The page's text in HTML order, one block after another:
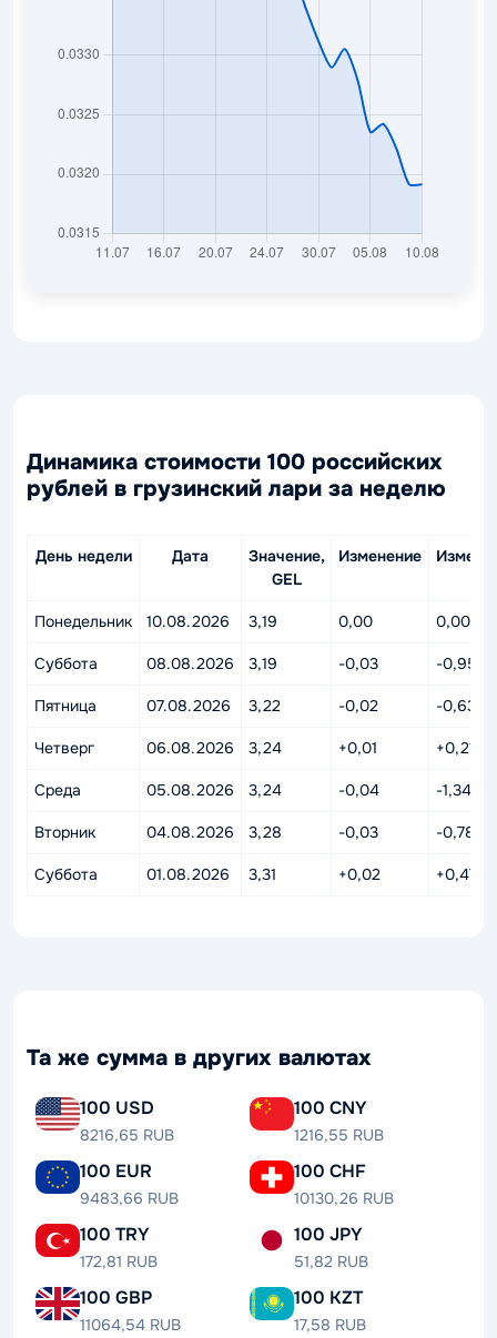
Динамика стоимости 100 российских
рублей в грузинский лари за неделю
День недели Дата
Значение,
GEL
Изменение
Понедельник 10.08.2026 3,19 0,00 0,00%
Суббота 08.08.2026 3,19 -0,03 -0,95%
Пятница 07.08.2026 3,22 -0,02 -0,63%
Четверг 06.08.2026 3,24 +0,01 +0,21%
Среда 05.08.2026 3,24 -0,04 -1,34%
Вторник 04.08.2026 3,28 -0,03 -0,78%
Суббота 01.08.2026 3,31 +0,02 +0,47%
Та же сумма в других валютах
100 USD
8216,65 RUB
100 CNY
1216,55 RUB
100 EUR
9483,66 RUB
100 CHF
10130,26 RUB
100 TRY
172,81 RUB
100 JPY
51,82 RUB
100 GBP
11064,54 RUB
100 KZT
17,58 RUB